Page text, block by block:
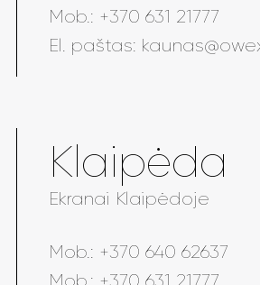
Mob.: +370 631 21777
El. paštas:
Klaipėda
Ekranai Klaipėdoje
Mob.: +370 640 62637